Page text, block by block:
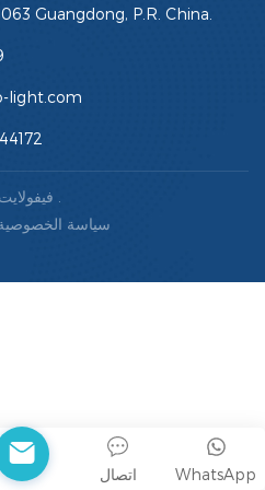
Guangdong, P.R. China.
light.com
سياسة
WhatsApp اتصال